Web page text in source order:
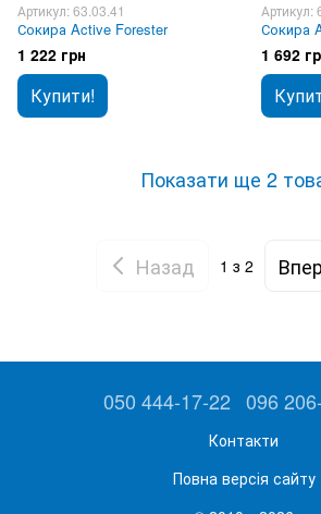
Артикул: 63.03.41
Сокира Active Forester
1 222 грн
Купити!
Артикул:
Сокира
1 692
Показати ще 2
Назад 1 з 2
050 444-17-22 096
Контакти
Повна версія сайту